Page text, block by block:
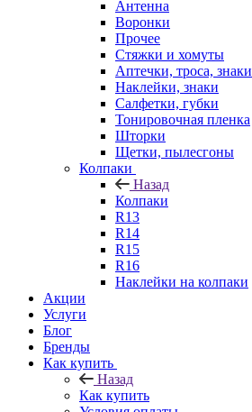
Антенна
Воронки
Прочее
Стяжки и хомуты
Аптечки, троса, знаки
Наклейки, знаки
Салфетки, губки
Тонировочная пленка
Шторки
Щетки, пылесгоны
Колпаки
Назад
Колпаки
R13
R14
R15
R16
Наклейки на колпаки
Акции
Услуги
Блог
Бренды
Как купить
Назад
Как купить